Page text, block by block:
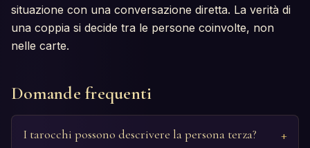
situazione con una conversazione diretta. La verità di
una coppia si decide tra le persone coinvolte, non
nelle carte.
Domande frequenti
I tarocchi possono descrivere la persona terza?